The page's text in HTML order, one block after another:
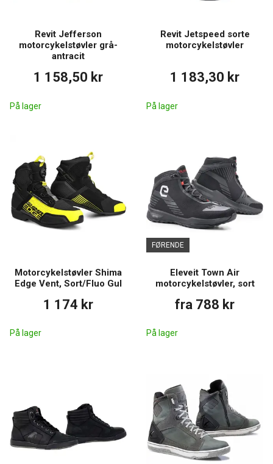
Revit Jefferson
motorcykelstøvler grå-
antracit
1 158,50 kr
På lager
Revit Jetspeed sorte
motorcykelstøvler
1 183,30 kr
På lager
Motorcykelstøvler Shima
Edge Vent, Sort/Fluo Gul
1 174 kr
På lager
FØRENDE
Eleveit Town Air
motorcykelstøvler, sort
fra 788 kr
På lager